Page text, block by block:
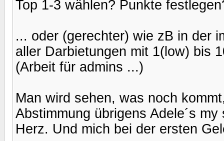
Top 1-3 wählen? Punkte
... oder (gerechter) wie zB in der
aller Darbietungen mit 1(low) bis
(Arbeit für admins ...)
Man wird sehen, was noch
Abstimmung übrigens Adele´s
Herz. Und mich bei der ersten